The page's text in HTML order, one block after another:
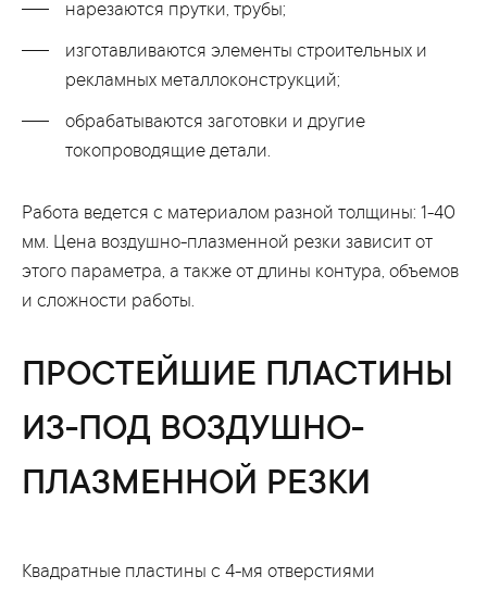
нарезаются прутки, трубы;
изготавливаются элементы строительных и
рекламных металлоконструкций;
обрабатываются заготовки и другие
токопроводящие детали.
Работа ведется с материалом разной толщины: 1-40
мм. Цена воздушно-плазменной резки зависит от
этого параметра, а также от длины контура, объемов
и сложности работы.
ПРОСТЕЙШИЕ ПЛАСТИНЫ
ИЗ-ПОД ВОЗДУШНО-
ПЛАЗМЕННОЙ РЕЗКИ
Квадратные пластины с 4-мя отверстиями